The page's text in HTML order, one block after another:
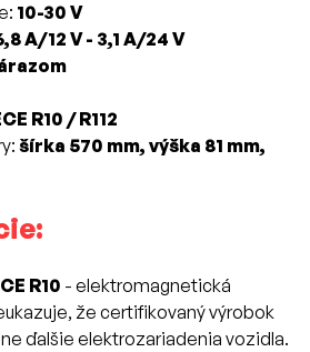
10-30 V
A/12 V - 3,1 A/24 V
R10 / R112
šírka 570 mm, výška 81 mm,
R10 - elektromagnetická
že certifikovaný výrobok
ďalšie elektrozariadenia vozidla.